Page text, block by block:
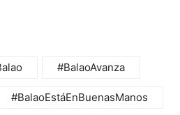
#BalaoAvanza
#BalaoEstáEnBuenasManos